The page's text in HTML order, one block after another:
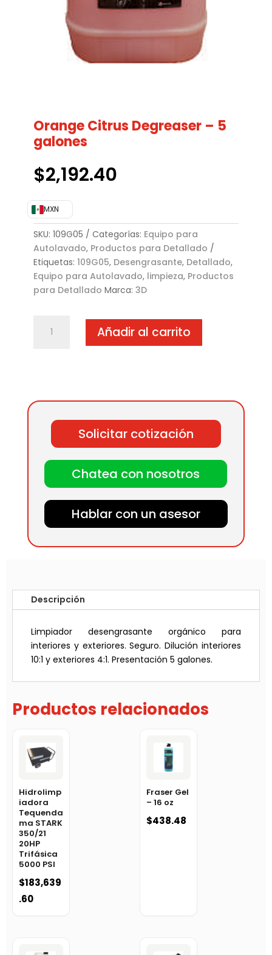
Orange Citrus Degreaser – 5
galones
$2,192.40
MXN
SKU: 109G05 Categorías: Equipo para
Autolavado, Productos para Detallado
Etiquetas: 109G05, Desengrasante, Detallado,
Equipo para Autolavado, limpieza, Productos
para Detallado Marca: 3D
Citrus
cantidad
Añadir al carrito
Solicitar cotización
Chatea con nosotros
Hablar con un asesor
Descripción
Limpiador desengrasante orgánico para
interiores y exteriores. Seguro. Dilución interiores
10:1 y exteriores 4:1. Presentación 5 galones.
Productos relacionados
Hidrolimp
iadora
Tequenda
ma STARK
350/21
20HP
Trifásica
5000 PSI
$183,639
.60
Fraser Gel
– 16 oz
$438.48